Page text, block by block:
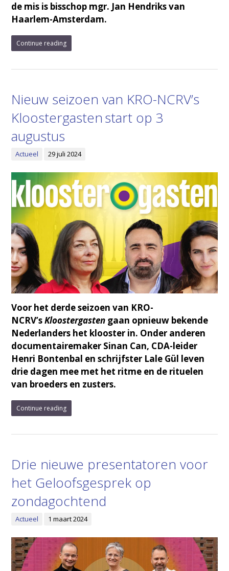
de mis is bisschop mgr. Jan Hendriks van
Haarlem-Amsterdam.
Continue reading
Nieuw seizoen van KRO-NCRV’s
Kloostergasten start op 3
augustus
Actueel 29 juli 2024
Voor het derde seizoen van KRO-
NCRV’sKloostergasten gaan opnieuw bekende
Nederlanders het klooster in. Onder anderen
documentairemaker Sinan Can, CDA-leider
Henri Bontenbal en schrijfster Lale Gül leven
drie dagen mee met het ritme en de rituelen
van broeders en zusters.
Continue reading
Drie nieuwe presentatoren voor
het Geloofsgesprek op
zondagochtend
Actueel 1 maart 2024